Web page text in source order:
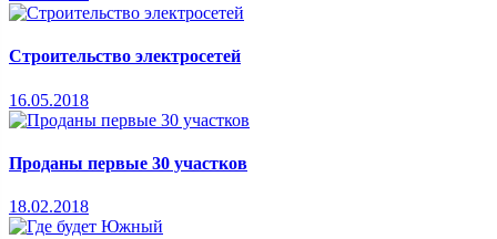
Строительство электросетей
16.05.2018
Проданы первые 30 участков
18.02.2018